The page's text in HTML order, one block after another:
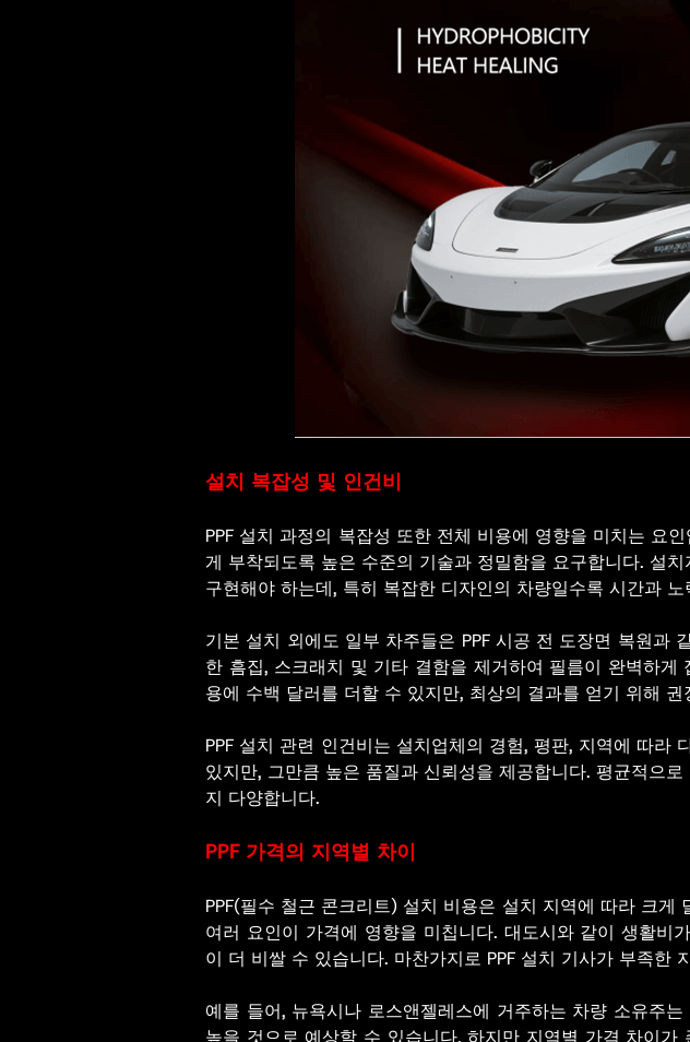
설치 복잡성 및 인건비
PPF 설치 과정의 복잡성 또한 전체 비용에 영향을 미치는 요
게 부착되도록 높은 수준의 기술과 정밀함을 요구합니다. 설
구현해야 하는데, 특히 복잡한 디자인의 차량일수록 시간과
기본 설치 외에도 일부 차주들은 PPF 시공 전 도장면 복원과
한 흠집, 스크래치 및 기타 결함을 제거하여 필름이 완벽하
용에 수백 달러를 더할 수 있지만, 최상의 결과를 얻기 위해
PPF 설치 관련 인건비는 설치업체의 경험, 평판, 지역에 따
있지만, 그만큼 높은 품질과 신뢰성을 제공합니다. 평균적으
지 다양합니다.
PPF 가격의 지역별 차이
PPF(필수 철근 콘크리트) 설치 비용은 설치 지역에 따라 크
여러 요인이 가격에 영향을 미칩니다. 대도시와 같이 생활비
이 더 비쌀 수 있습니다. 마찬가지로 PPF 설치 기사가 부족한
예를 들어, 뉴욕시나 로스앤젤레스에 거주하는 차량 소유주
높을 것으로 예상할 수 있습니다. 하지만 지역별 가격 차이